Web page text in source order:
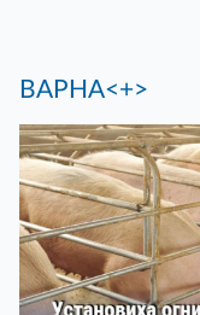
ВАРНА<+>